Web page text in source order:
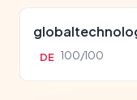
DE 100/100